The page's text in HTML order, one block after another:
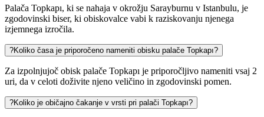
Palača Topkapı, ki se nahaja v okrožju Sarayburnu v Istanbulu, je
zgodovinski biser, ki obiskovalce vabi k raziskovanju njenega
izjemnega izročila.
?Koliko časa je priporočeno nameniti obisku palače Topkapı?
Za izpolnjujoč obisk palače Topkapı je priporočljivo nameniti vsaj 2
uri, da v celoti doživite njeno veličino in zgodovinski pomen.
?Koliko je običajno čakanje v vrsti pri palači Topkapı?